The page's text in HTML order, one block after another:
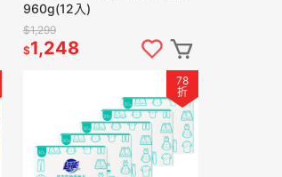
960g(12入)
$1,299
$1,248
78
折